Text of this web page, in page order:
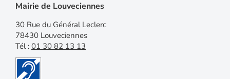
Mairie de Louveciennes
30 Rue du Général Leclerc
78430 Louveciennes
Tél : 01 30 82 13 13